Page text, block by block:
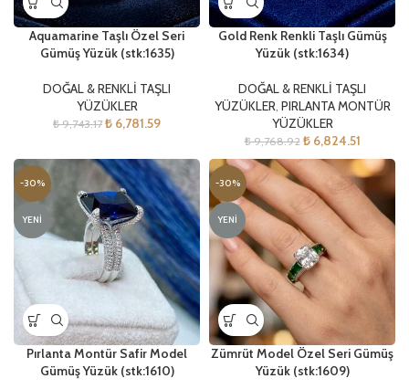
Aquamarine Taşlı Özel Seri
Gümüş Yüzük (stk:1635)
DOĞAL & RENKLİ TAŞLI
YÜZÜKLER
₺9,743.17 ₺ 6,781.59
Gold Renk Renkli Taşlı Gümüş
Yüzük (stk:1634)
DOĞAL & RENKLİ TAŞLI
YÜZÜKLER, PIRLANTA MONTÜR
YÜZÜKLER
₺9,768.92 ₺6,824.51
-30%
YENI
Pırlanta Montür Safir Model
Gümüş Yüzük (stk:1610)
-30%
YENI
Zümrüt Model Özel Seri Gümüş
Yüzük (stk:1609)